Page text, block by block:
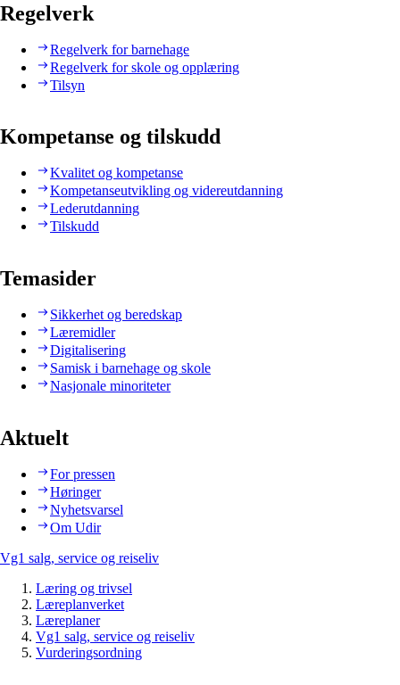
Regelverk
Regelverk for barnehage
Regelverk for skole og opplæring
Tilsyn
Kompetanse og tilskudd
Kvalitet og kompetanse
Kompetanseutvikling og videreutdanning
Lederutdanning
Tilskudd
Temasider
Sikkerhet og beredskap
Læremidler
Digitalisering
Samisk i barnehage og skole
Nasjonale minoriteter
Aktuelt
For pressen
Høringer
Nyhetsvarsel
Om Udir
Vg1 salg, service og reiseliv
Læring og trivsel
Læreplanverket
Læreplaner
Vg1 salg, service og reiseliv
Vurderingsordning